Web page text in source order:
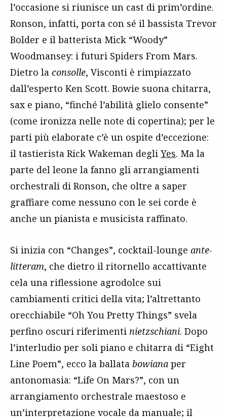
l’occasione si riunisce un cast di prim’ordine.
Ronson, infatti, porta con sé il bassista Trevor
Bolder e il batterista Mick “Woody”
Woodmansey: i futuri Spiders From Mars.
Dietro la consolle, Visconti è rimpiazzato
dall’esperto Ken Scott. Bowie suona chitarra,
sax e piano, “finché l’abilità glielo consente”
(come ironizza nelle note di copertina); per le
parti più elaborate c’è un ospite d’eccezione:
il tastierista Rick Wakeman degli Yes. Ma la
parte del leone la fanno gli arrangiamenti
orchestrali di Ronson, che oltre a saper
graffiare come nessuno con le sei corde è
anche un pianista e musicista raffinato.
Si inizia con “Changes”, cocktail-lounge ante-
litteram, che dietro il ritornello accattivante
cela una riflessione agrodolce sui
cambiamenti critici della vita; l’altrettanto
orecchiabile “Oh You Pretty Things” svela
perfino oscuri riferimenti nietzschiani. Dopo
l’interludio per soli piano e chitarra di “Eight
Line Poem”, ecco la ballata bowiana per
antonomasia: “Life On Mars?”, con un
arrangiamento orchestrale maestoso e
un’interpretazione vocale da manuale; il